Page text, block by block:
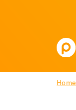
Home